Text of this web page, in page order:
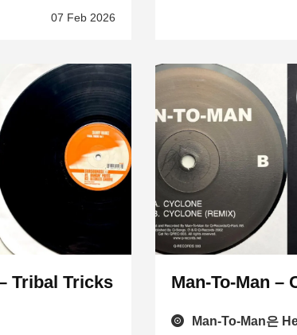
07 Feb 2026
Tribal Tricks
Man-To-Man –
Man-To-Man은